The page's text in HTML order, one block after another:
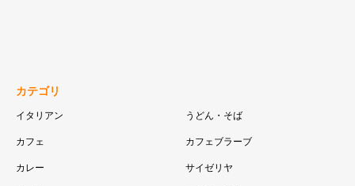
カテゴリ
イタリアン うどん・そば
カフェ カフェブラーブ
カレー サイゼリヤ